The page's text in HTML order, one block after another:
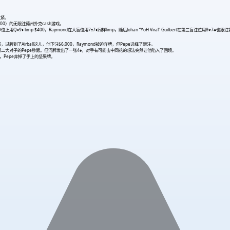
。
的无限注德州扑克cash游戏。
用Q♦9♦ limp $400，Raymond在大盲位用7♠7♦同样limp，随后Johan “YoH Viral” Guilbert在第三盲注位用8♥7♣也跟注
牌到了Airball这儿，他下注$6,000，Raymond被迫弃牌，但Pepe选择了跟注。
对子的Pepe秒跟。但河牌发出了一张4♠，对手有可能击中同花的想法突然让他陷入了困境。
弃掉了手上的坚果牌。